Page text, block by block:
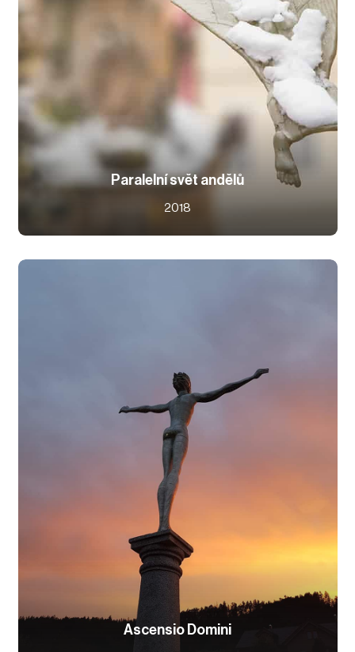
Paralelní svět andělů
2018
Ascensio Domini